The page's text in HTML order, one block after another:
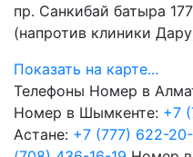
пр. Санкибай батыра
(напротив клиники
Показать на карте...
Телефоны Номер в
Номер в Шымкенте: +7
Астане: +7 (777) 622-